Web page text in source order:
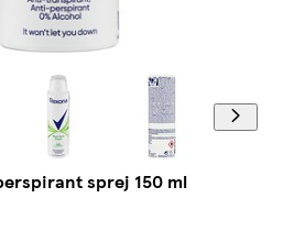
sprej 150 ml